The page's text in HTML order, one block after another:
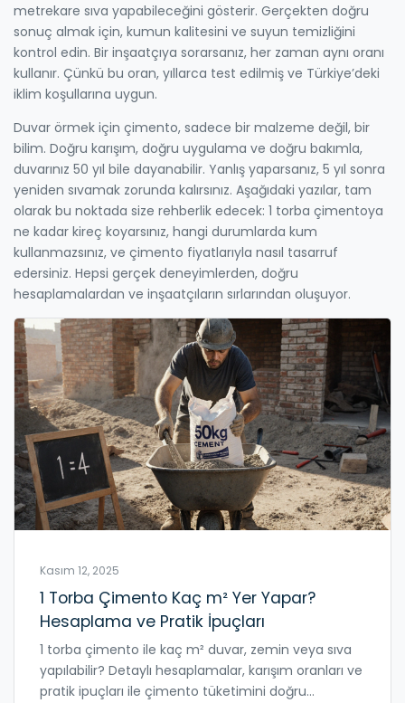
metrekare sıva yapabileceğini gösterir. Gerçekten doğru
sonuç almak için, kumun kalitesini ve suyun temizliğini
kontrol edin. Bir inşaatçıya sorarsanız, her zaman aynı oranı
kullanır. Çünkü bu oran, yıllarca test edilmiş ve Türkiye’deki
iklim koşullarına uygun.
Duvar örmek için çimento, sadece bir malzeme değil, bir
bilim. Doğru karışım, doğru uygulama ve doğru bakımla,
duvarınız 50 yıl bile dayanabilir. Yanlış yaparsanız, 5 yıl sonra
yeniden sıvamak zorunda kalırsınız. Aşağıdaki yazılar, tam
olarak bu noktada size rehberlik edecek: 1 torba çimentoya
ne kadar kireç koyarsınız, hangi durumlarda kum
kullanmazsınız, ve çimento fiyatlarıyla nasıl tasarruf
edersiniz. Hepsi gerçek deneyimlerden, doğru
hesaplamalardan ve inşaatçıların sırlarından oluşuyor.
Kasım 12, 2025
1 Torba Çimento Kaç m² Yer Yapar?
Hesaplama ve Pratik İpuçları
1 torba çimento ile kaç m² duvar, zemin veya sıva
yapılabilir? Detaylı hesaplamalar, karışım oranları ve
pratik ipuçları ile çimento tüketimini doğru